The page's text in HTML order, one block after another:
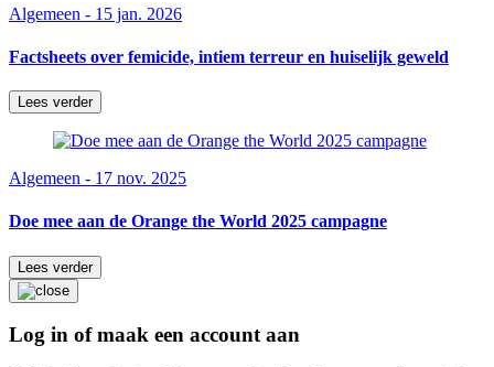
Algemeen - 15 jan. 2026
Factsheets over femicide, intiem terreur en huiselijk geweld
Lees verder
Algemeen - 17 nov. 2025
Doe mee aan de Orange the World 2025 campagne
Lees verder
Log in of maak een account aan